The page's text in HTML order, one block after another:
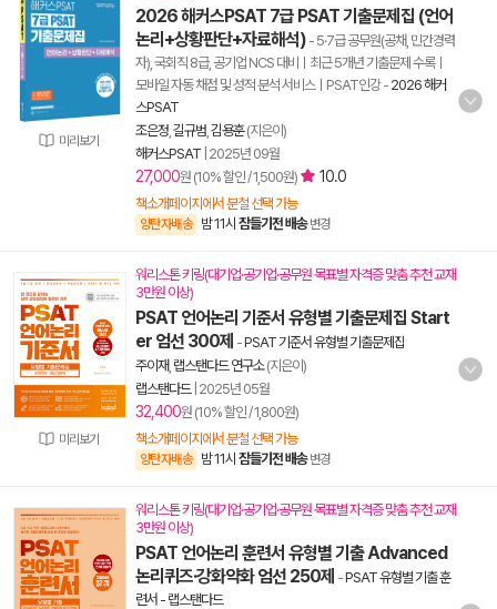
미리보기
2026 해커스PSAT 7급 PSAT 기출문제집 (언어
논리+상황판단+자료해석) - 5·7급 공무원(공채, 민간경력
자), 국회직 8급, 공기업 NCS 대비ㅣ최근 5개년 기출문제 수록ㅣ
모바일 자동 채점 및 성적 분석 서비스ㅣPSAT인강- 2026 해커
스PSAT
조은정 길규범 김용훈(지은이)
해커스PSAT 2025년 09월
27,000원 (10% 할인 / 1,500원) 10.0
책소개페이지에서 분철 선택 가능
양탄자배송 밤 11시 잠들기전 배송 변경
미리보기
워리스톤 키링(대기업·공기업·공무원 목표별 자격증 맞춤 추천 교재
3만원 이상)
PSAT 언어논리 기준서 유형별 기출문제집 Start
er 엄선 300제 -PSAT 기준서 유형별 기출문제집
주이재 랩스탠다드 연구소(지은이)
랩스탠다드| 2025년 05월
32,400원 (10% 할인 / 1,800원)
책소개페이지에서 분철 선택 가능
양탄자배송 밤 11시 잠들기전 배송 변경
워리스톤 키링(대기업·공기업·공무원 목표별 자격증 맞춤 추천 교재
3만원 이상)
PSAT 언어논리 훈련서 유형별 기출 Advanced
논리퀴즈·강화약화 엄선 250제 -PSAT 유형별 기출 훈
련서 - 랩스탠다드